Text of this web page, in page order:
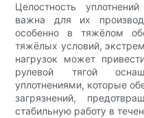
Целостность
важна для их
особенно в тяжёлом
тяжёлых условий,
нагрузок может
рулевой тягой
уплотнениями, которые
загрязнений,
стабильную работу в